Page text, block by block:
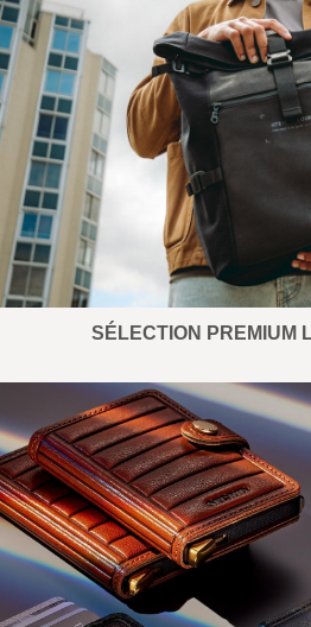
SÉLECTION PREMIUM